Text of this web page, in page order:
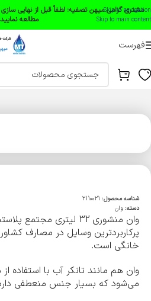
Skip to navigation
Skip to main content
مشتری گرامی میهن تصفیه: لطفاً قبل از نهایی
مطالعه
فهرست
شناسه محصول: 2110021
دسته: وان
وان منشوری 32 لیتری
پرکاربردترین وسایل در مصارف
خانگی است.
وان هم مانند تانکر آب با استفاده از
می‌شود که بسیار جنس منعطفی